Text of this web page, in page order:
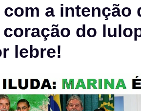
a intenção
do
lebre!